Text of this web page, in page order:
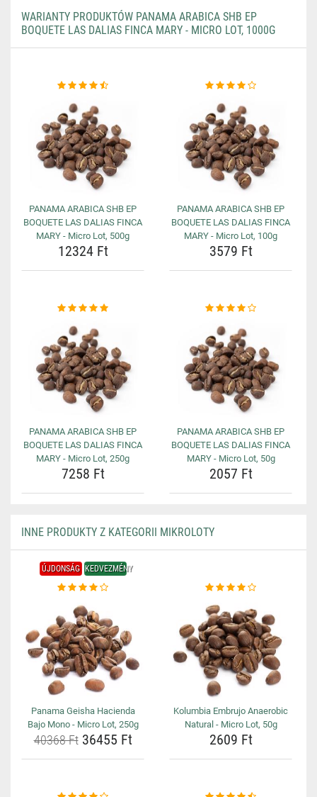
WARIANTY PRODUKTÓW PANAMA ARABICA SHB EP
BOQUETE LAS DALIAS FINCA MARY - MICRO LOT, 1000G
PANAMA ARABICA SHB EP
BOQUETE LAS DALIAS FINCA
MARY - Micro Lot, 500g
12324 Ft
PANAMA ARABICA SHB EP
BOQUETE LAS DALIAS FINCA
MARY - Micro Lot, 100g
3579 Ft
PANAMA ARABICA SHB EP
BOQUETE LAS DALIAS FINCA
MARY - Micro Lot, 250g
7258 Ft
PANAMA ARABICA SHB EP
BOQUETE LAS DALIAS FINCA
MARY - Micro Lot, 50g
2057 Ft
INNE PRODUKTY Z KATEGORII MIKROLOTY
ÚJDONSÁG KEDVEZMÉNY
Panama Geisha Hacienda
Bajo Mono - Micro Lot, 250g
40368 Ft36455 Ft
Kolumbia Embrujo Anaerobic
Natural - Micro Lot, 50g
2609 Ft